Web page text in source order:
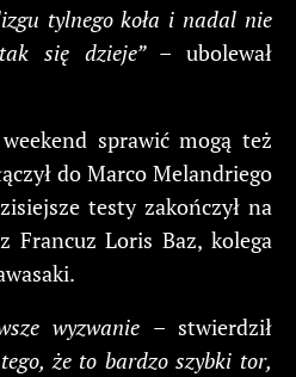
tylnego koła i nadal nie
się dzieje”– ubolewał
sprawić mogą też
do Marco Melandriego
testy zakończył na
Francuz Loris Baz, kolega
wyzwanie – stwierdził
że to bardzo szybki tor,